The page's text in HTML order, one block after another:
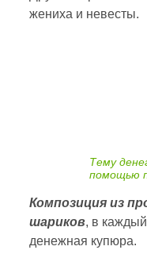
жениха и невесты.
Тему
помощью
Композиция из
шариков, в
денежная купюра.